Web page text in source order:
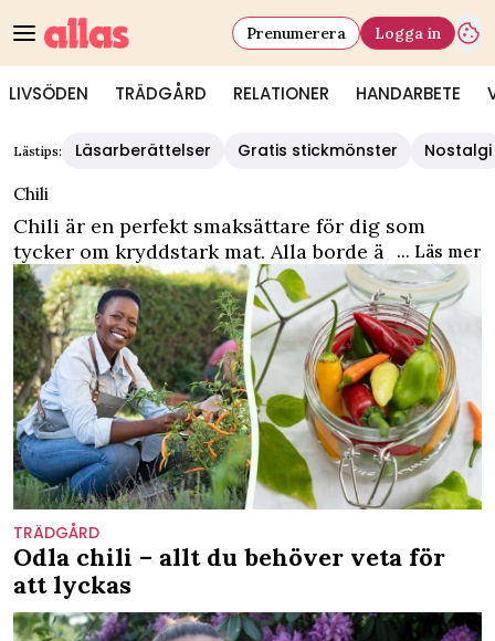
LIVSÖDEN TRÄDGÅRD RELATIONER HANDARBETE
Prenumerera Logga in
Lästips: Läsarberättelser Gratis stickmönster
Nostalgi
Chili
Chili är en perfekt smaksättare för dig som
tycker om kryddstark mat. Alla borde äta mer av
chilifrukten eftersom forskning visar att den är
nyttig! Testa goda recept med chili som till
exempel kall tomatsoppa med chili eller en
snabblagad tomatsås med chili. Vi lär dig också
hur du odlar och tar hand om chili!
... Läs mer
TRÄDGÅRD
Odla chili – allt du behöver veta för
att lyckas